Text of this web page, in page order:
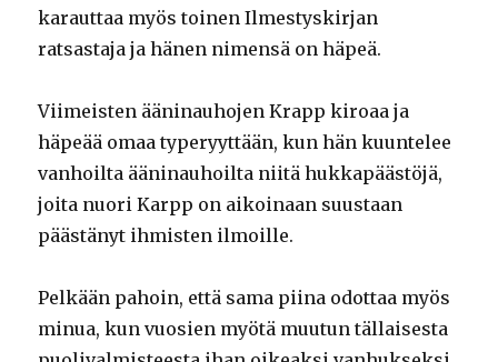
karauttaa myös toinen Ilmestyskirjan
ratsastaja ja hänen nimensä on häpeä.
Viimeisten ääninauhojen Krapp kiroaa ja
häpeää omaa typeryyttään, kun hän kuuntelee
vanhoilta ääninauhoilta niitä hukkapäästöjä,
joita nuori Karpp on aikoinaan suustaan
päästänyt ihmisten ilmoille.
Pelkään pahoin, että sama piina odottaa myös
minua, kun vuosien myötä muutun tällaisesta